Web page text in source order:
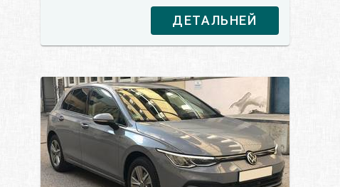
ДЕТАЛЬНЕЙ